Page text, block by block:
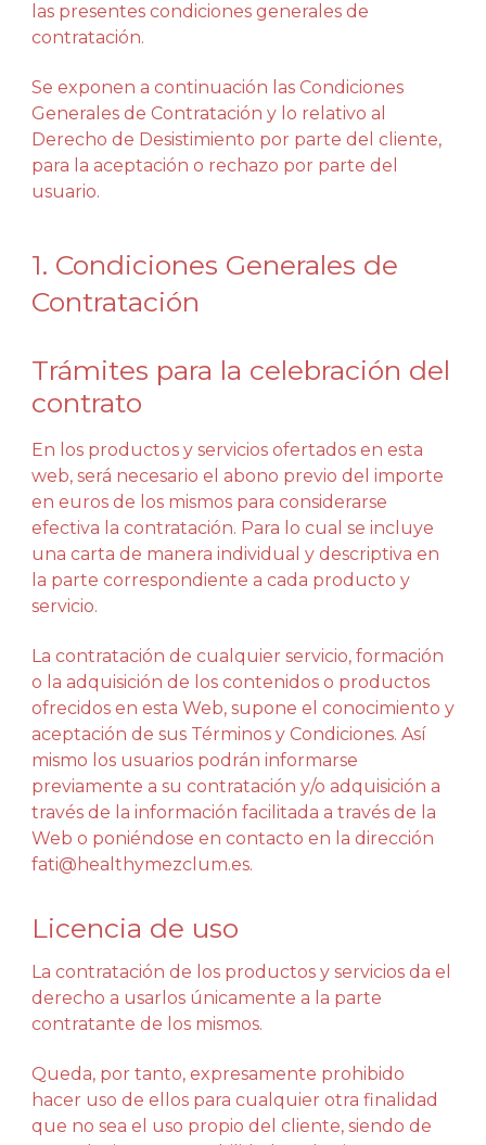
las presentes condiciones generales de
contratación.
Se exponen a continuación las Condiciones
Generales de Contratación y lo relativo al
Derecho de Desistimiento por parte del cliente,
para la aceptación o rechazo por parte del
usuario.
1. Condiciones Generales de
Contratación
Trámites para la celebración del
contrato
En los productos y servicios ofertados en esta
web, será necesario el abono previo del importe
en euros de los mismos para considerarse
efectiva la contratación. Para lo cual se incluye
una carta de manera individual y descriptiva en
la parte correspondiente a cada producto y
servicio.
La contratación de cualquier servicio, formación
o la adquisición de los contenidos o productos
ofrecidos en esta Web, supone el conocimiento y
aceptación de sus Términos y Condiciones. Así
mismo los usuarios podrán informarse
previamente a su contratación y/o adquisición a
través de la información facilitada a través de la
Web o poniéndose en contacto en la dirección
fati@healthymezclum.es.
Licencia de uso
La contratación de los productos y servicios da el
derecho a usarlos únicamente a la parte
contratante de los mismos.
Queda, por tanto, expresamente prohibido
hacer uso de ellos para cualquier otra finalidad
que no sea el uso propio del cliente, siendo de